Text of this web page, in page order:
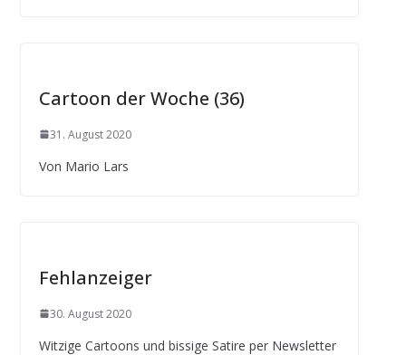
Cartoon der Woche (36)
31. August 2020
Von Mario Lars
Fehlanzeiger
30. August 2020
Witzige Cartoons und bissige Satire per Newsletter